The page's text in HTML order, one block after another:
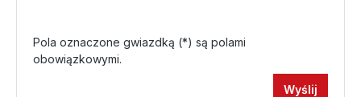
Pola oznaczone gwiazdką (*) są polami
obowiązkowymi.
Wyślij